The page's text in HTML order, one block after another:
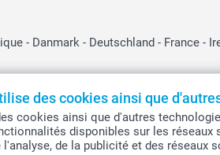
des cookies ainsi que
cookies ainsi que d'autres
disponibles sur les
l'analyse, de la publicité et des
- Danmark - Deutschland - France -
160, 9230 Wetteren, Belgique